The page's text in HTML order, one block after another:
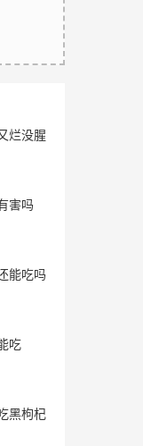
烂没腥
害吗
能吃吗
吃
黑枸杞